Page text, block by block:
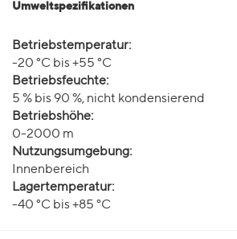
Umweltspezifikationen
Betriebstemperatur:
-20 °C bis +55 °C
Betriebsfeuchte:
5 % bis 90 %, nicht kondensierend
Betriebshöhe:
0-2000 m
Nutzungsumgebung:
Innenbereich
Lagertemperatur:
-40 °C bis +85 °C